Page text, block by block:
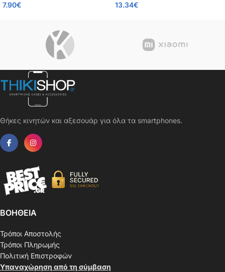
11 Pro / 11 Pro 5G / 12 Pro 4G
7.90€
Tempered Glass 9H – μαύρο –
13.34€
Θήκες κινητών και αξεσουάρ για όλα τα smartphones.
ΒΟΗΘΕΙΑ
Τρόποι Αποστολής
Τρόποι Πληρωμής
Πολιτική Επιστροφών
Υπαναχώρηση από τη σύμβαση